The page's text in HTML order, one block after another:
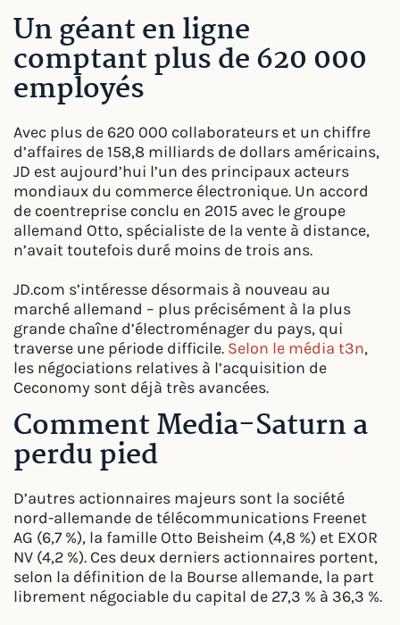
Un géant en ligne
comptant plus de 620 000
employés
Avec plus de 620 000 collaborateurs et un chiffre
d’affaires de 158,8 milliards de dollars américains,
JD est aujourd’hui l’un des principaux acteurs
mondiaux du commerce électronique. Un accord
de coentreprise conclu en 2015 avec le groupe
allemand Otto, spécialiste de la vente à distance,
n’avait toutefois duré moins de trois ans.
JD.com s’intéresse désormais à nouveau au
marché allemand – plus précisément à la plus
grande chaîne d’électroménager du pays, qui
traverse une période difficile. Selon le média t3n,
les négociations relatives à l’acquisition de
Ceconomy sont déjà très avancées.
Comment Media-Saturn a
perdu pied
D’autres actionnaires majeurs sont la société
nord-allemande de télécommunications Freenet
AG (6,7 %), la famille Otto Beisheim (4,8 %) et EXOR
NV (4,2 %). Ces deux derniers actionnaires portent,
selon la définition de la Bourse allemande, la part
librement négociable du capital de 27,3 % à 36,3 %.